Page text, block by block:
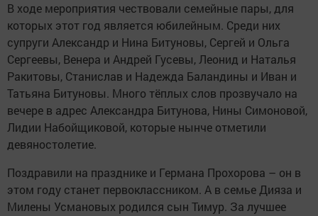
В ходе мероприятия чествовали семейные пары, для
которых этот год является юбилейным. Среди них
супруги Александр и Нина Битуновы, Сергей и Ольга
Сергеевы, Венера и Андрей Гусевы, Леонид и Наталья
Ракитовы, Станислав и Надежда Баландины и Иван и
Татьяна Битуновы. Много тёплых слов прозвучало на
вечере в адрес Александра Битунова, Нины Симоновой,
Лидии Набойщиковой, которые нынче отметили
девяностолетие.
Поздравили на празднике и Германа Прохорова – он в
этом году станет первоклассником. А в семье Дияза и
Милены Усмановых родился сын Тимур. За лучшее